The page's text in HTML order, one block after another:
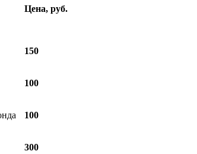
Цена, руб.
150
100
100
300